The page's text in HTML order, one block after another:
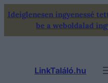
tartalomhoz
Ideiglenesen ingyenessé
be a weboldalad
LinkTaláló.hu